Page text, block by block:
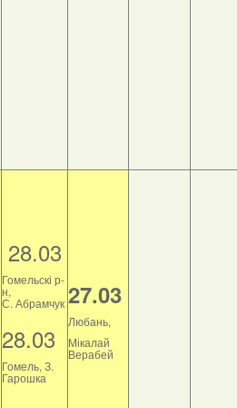
28.03
Гомельскі р-
н,
С. Абрамчук
28.03
Гомель, З.
Гарошка
27.03
Любань,
Мікалай
Верабей